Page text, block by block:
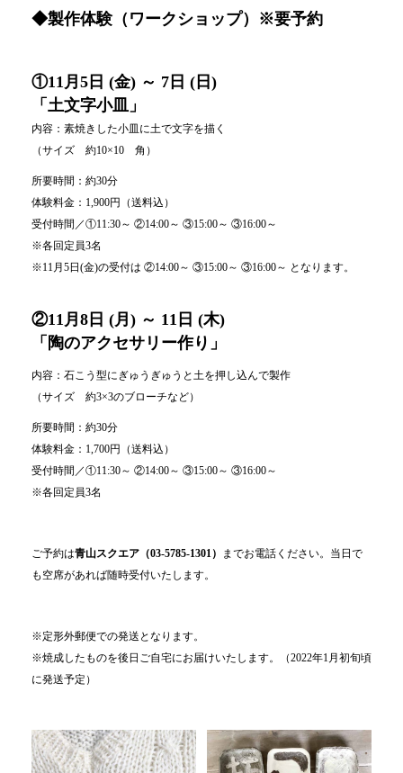
◆製作体験（ワークショップ）※要予約
①11月5日 (金) ～ 7日 (日)
「土文字小皿」
内容：素焼きした小皿に土で文字を描く
（サイズ 約10×10 角）
所要時間：約30分
体験料金：1,900円（送料込）
受付時間／①11:30～ ②14:00～ ③15:00～ ③16:00～
※各回定員3名
※11月5日(金)の受付は ②14:00～ ③15:00～ ③16:00～ となります。
②11月8日 (月) ～ 11日 (木)
「陶のアクセサリー作り」
内容：石こう型にぎゅうぎゅうと土を押し込んで製作
（サイズ 約3×3のブローチなど）
所要時間：約30分
体験料金：1,700円（送料込）
受付時間／①11:30～ ②14:00～ ③15:00～ ③16:00～
※各回定員3名
ご予約は青山スクエア（03-5785-1301）
までお電話ください。当日で
も空席があれば随時受付いたします。
※定形外郵便での発送となります。
※焼成したものを後日ご自宅にお届けいたします。（2022年1月初旬頃
に発送予定）